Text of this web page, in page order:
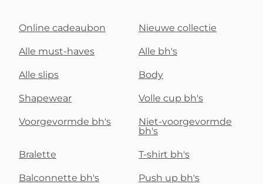
Online cadeaubon Nieuwe collectie
Alle must-haves Alle bh's
Alle slips Body
Shapewear Volle cup bh's
Voorgevormde bh's
Niet-voorgevormde
bh's
Bralette T-shirt bh's
Balconnette bh's Push up bh's